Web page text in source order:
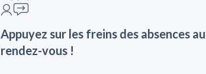
Appuyez sur les freins des absences au
rendez-vous !